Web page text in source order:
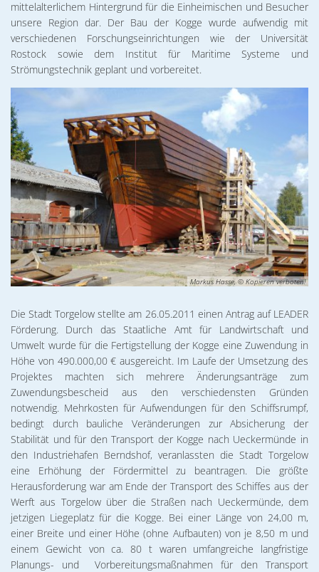
Wohnen
Torgelower Stadtfilm
Europäischer Fonds für regionale
09.12.2026 Weihnachtskonzert
UCRA
Die
Pommernkogge
mittelalterlichem Hintergrund für die Einheimischen und Besucher
unsere Region dar. Der Bau der Kogge wurde aufwendig mit
verschiedenen Forschungseinrichtungen wie der Universität
Rostock sowie dem Institut für Maritime Systeme und
Strömungstechnik geplant und vorbereitet.
Markus Hasse, © Kopieren verboten!
Die Stadt Torgelow stellte am 26.05.2011 einen Antrag auf LEADER
Förderung. Durch das Staatliche Amt für Landwirtschaft und
Umwelt wurde für die Fertigstellung der Kogge eine Zuwendung in
Höhe von 490.000,00 € ausgereicht. Im Laufe der Umsetzung des
Projektes machten sich mehrere Änderungsanträge zum
Zuwendungsbescheid aus den verschiedensten Gründen
notwendig. Mehrkosten für Aufwendungen für den Schiffsrumpf,
bedingt durch bauliche Veränderungen zur Absicherung der
Stabilität und für den Transport der Kogge nach Ueckermünde in
den Industriehafen Berndshof, veranlassten die Stadt Torgelow
eine Erhöhung der Fördermittel zu beantragen. Die größte
Herausforderung war am Ende der Transport des Schiffes aus der
Werft aus Torgelow über die Straßen nach Ueckermünde, dem
jetzigen Liegeplatz für die Kogge. Bei einer Länge von 24,00 m,
einer Breite und einer Höhe (ohne Aufbauten) von je 8,50 m und
einem Gewicht von ca. 80 t waren umfangreiche langfristige
Planungs- und Vorbereitungsmaßnahmen für den Transport